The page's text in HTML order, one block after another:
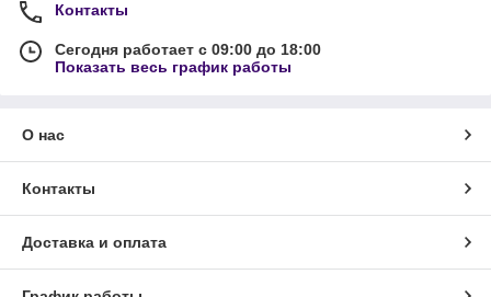
Контакты
Сегодня работает с 09:00 до 18:00
Показать весь график работы
О нас
Контакты
Доставка и оплата